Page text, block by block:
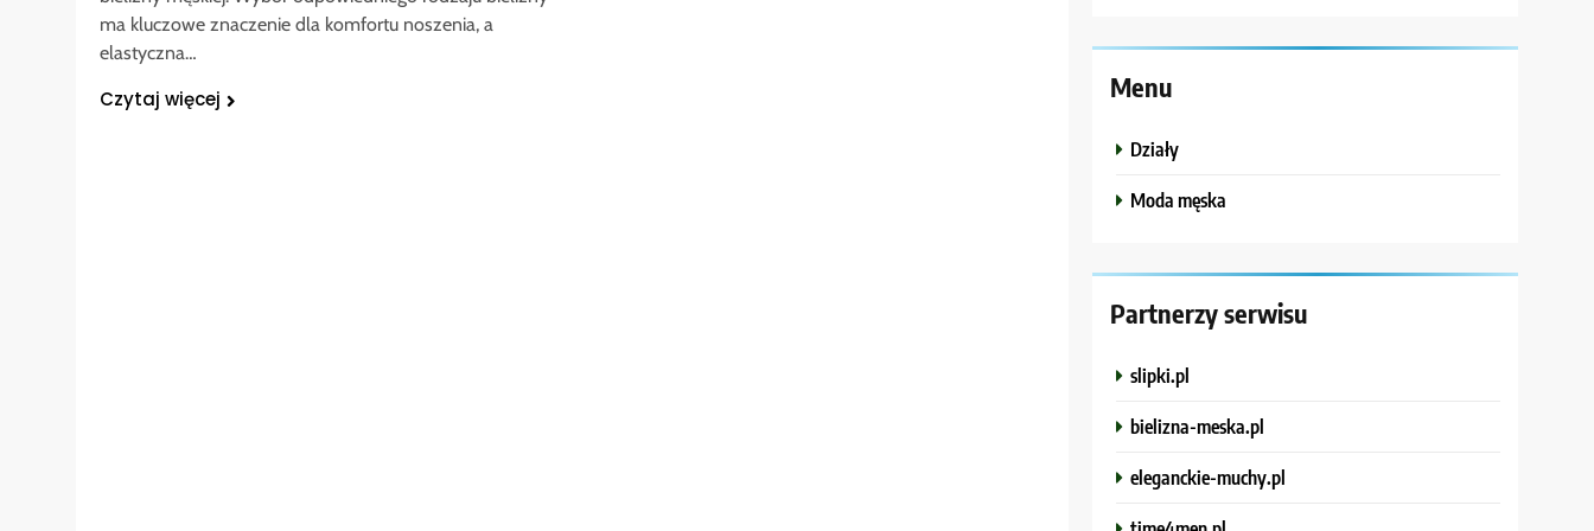
ma kluczowe znaczenie dla komfortu noszenia, a
elastyczna…
Czytaj więcej Menu
Działy
Moda męska
Partnerzy serwisu
slipki.pl
bielizna-meska.pl
eleganckie-muchy.pl